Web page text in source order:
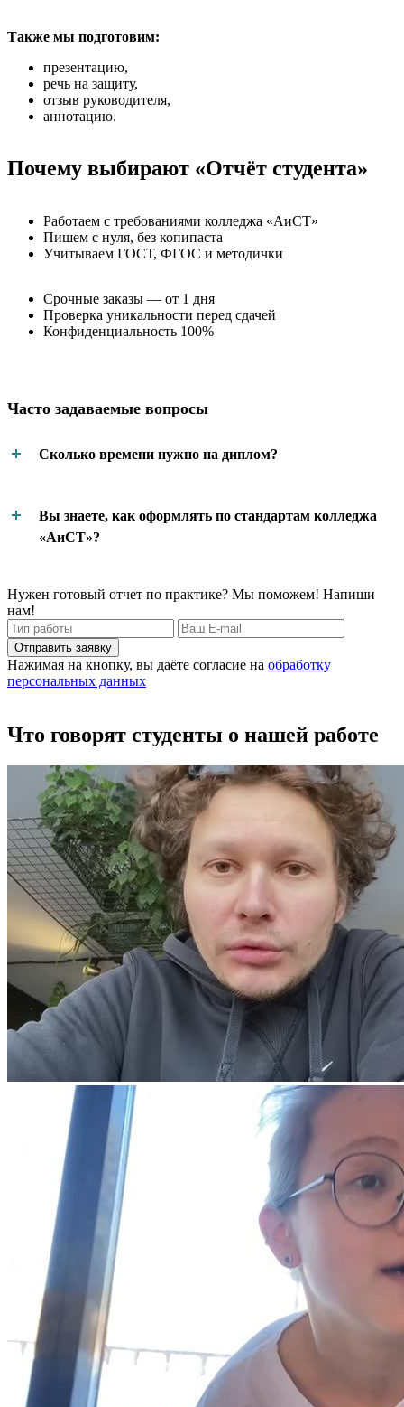
Также мы подготовим:
презентацию,
речь на защиту,
отзыв руководителя,
аннотацию.
Почему выбирают «Отчёт студента»
Работаем с требованиями колледжа «АиСТ»
Пишем с нуля, без копипаста
Учитываем ГОСТ, ФГОС и методички
Срочные заказы — от 1 дня
Проверка уникальности перед сдачей
Конфиденциальность 100%
Часто задаваемые вопросы
Сколько времени нужно на диплом?
Вы знаете, как оформлять по стандартам колледжа
«АиСТ»?
Нужен готовый отчет по практике? Мы поможем! Напиши
нам!
Отправить заявку
Нажимая на кнопку, вы даёте согласие на обработку
персональных данных
Что говорят студенты о нашей работе